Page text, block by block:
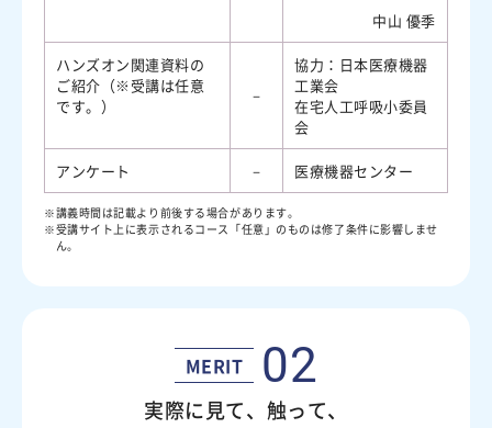
中山 優季
ハンズオン関連資料の
ご紹介（※受講は任意
です。）
－
協力：日本医療機器
工業会
在宅人工呼吸小委員
会
アンケート － 医療機器センター
講義時間は記載より前後する場合があります。
受講サイト上に表示されるコース「任意」のものは修了条件に影響しませ
ん。
MERIT 02
実際に見て、触って、